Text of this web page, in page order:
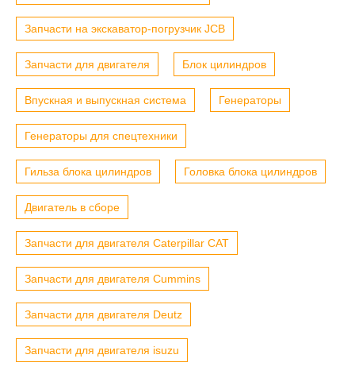
Запчасти на экскаватор-погрузчик JCB
Запчасти для двигателя Блок цилиндров
Впускная и выпускная система Генераторы
Генераторы для спецтехники
Гильза блока цилиндров Головка блока цилиндров
Двигатель в сборе
Запчасти для двигателя Caterpillar CAT
Запчасти для двигателя Cummins
Запчасти для двигателя Deutz
Запчасти для двигателя isuzu